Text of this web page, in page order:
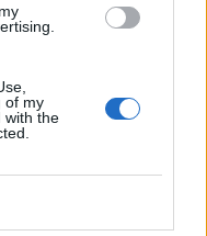
of my
with the
elképesztő
bajnokok
Blanka, Erdős Rita
öttusa